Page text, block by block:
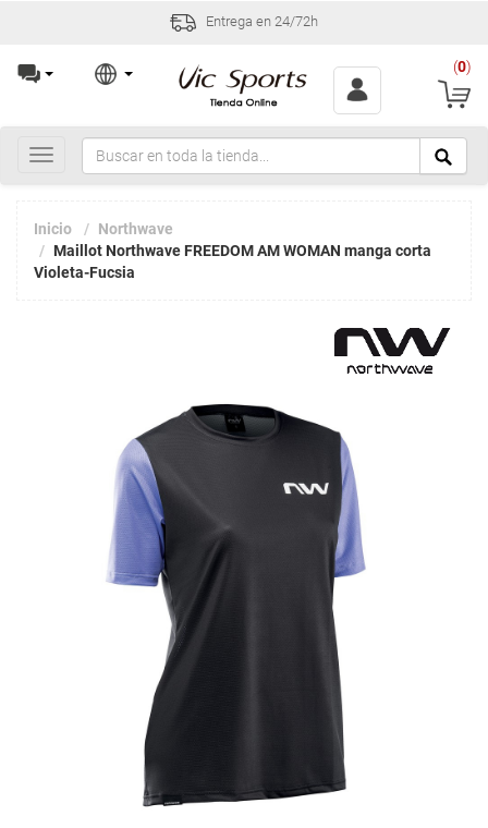
Entrega en 24/72h
(0)
Toggle
navigation
Inicio
Northwave
Maillot Northwave FREEDOM AM WOMAN manga corta
Violeta-Fucsia